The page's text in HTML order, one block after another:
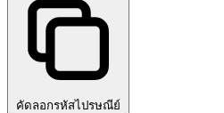
คัดลอกรหัสไปรษณีย์